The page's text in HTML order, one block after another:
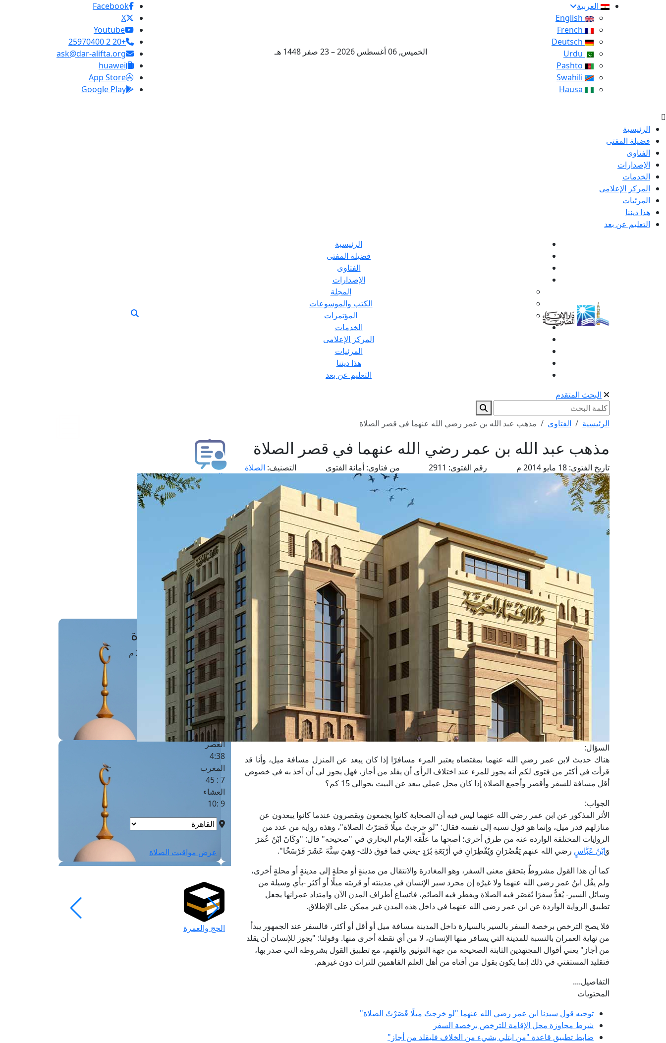
العربية
الخميس, 06 أغسطس 2026 – 23 صفر 1448 هـ
Facebook
X
Youtube
+20 2 25970400
ask@dar-alifta.org
huawei
App Store
Google Play
الرئيسية
فضيلة المفتى
الفتاوى
الإصدارات
الخدمات
المركز الإعلامى
المرئيات
هذا ديننا
التعليم عن بعد
الرئيسية
فضيلة المفتى
الفتاوى
الإصدارات
المجلة
الكتب والموسوعات
المؤتمرات
الخدمات
المركز الإعلامى
المرئيات
هذا ديننا
التعليم عن بعد
البحث المتقدم
الرئيسية الفتاوى مذهب عبد الله بن عمر رضي الله عنهما في قصر الصلاة
مذهب عبد الله بن عمر رضي الله عنهما في قصر الصلاة
تاريخ الفتوى: رقم الفتوى: من فتاوى: أمانة الفتوى التصنيف: الصلاة
السؤال:
هناك حديث لابن عمر رضي الله عنهما بمقتضاه يعتبر المرء مسافرًا إذا كان يبعد عن المنزل مسافة ميل، وأنا قد
قرأت في أكثر من فتوى لكم أنه يجوز للمرء عند اختلاف الرأي أن يقلد من أجاز، فهل يجوز لي أن آخذ به في خصوص
أقل مسافة للسفر وأقصر وأجمع الصلاة إذا كان محل عملي يبعد عن البيت بحوالي 15 كم؟
الجواب:
الأثر المذكور عن ابن عمر رضي الله عنهما ليس فيه أن الصحابة كانوا يجمعون ويقصرون عندما كانوا يبعدون عن
منازلهم قدر ميل، وإنما هو قول نسبه إلى نفسه فقال: "لو خرجتُ ميلًا قَصَرْتُ الصلاة"، وهذه رواية من عدد من
الروايات المختلفة الواردة عنه من طرق أخرى؛ أصحها ما علَّقه الإمام البخاري في "صحيحه" قال: "وكَانَ ابْنُ عُمَرَ
وَابْنُ عَبَّاسٍ رضي الله عنهم يَقْصُرَانِ وَيُفْطِرَانِ في أَرْبَعَةِ بُرُدٍ -يعني فما فوق ذلك- وَهيَ سِتَّةَ عَشَرَ فَرْسَخًا".
كما أن هذا القول مشروطٌ بتحقق معنى السفر، وهو المغادرة والانتقال من مدينةٍ أو محلةٍ إلى مدينةٍ أو محلةٍ أخرى،
ولم يقُل ابنُ عمر رضي الله عنهما ولا غيرُه إن مجرد سير الإنسان في مدينته أو قريته ميلًا أو أكثر -بأي وسيلة من
وسائل السير- يُعَدُّ سفرًا تُقصَر فيه الصلاة ويفطر فيه الصائم، فاتساع أطراف المدن الآن وامتداد عمرانها يجعل
تطبيق الرواية الواردة عن ابن عمر رضي الله عنهما في داخل هذه المدن غير ممكن على الإطلاق.
فلا يصح الترخص برخصة السفر بالسير بالسيارة داخل المدينة مسافة ميل أو أقل أو أكثر، فالسفر عند الجمهور يبدأ
من نهاية العمران بالنسبة للمدينة التي يسافر منها الإنسان، لا من أي نقطة أخرى منها. وقولنا: "يجوز للإنسان أن يقلد
من أجاز" يعني أقوال المجتهدين الثابتة الصحيحة من جهة التوثيق والفهم، مع تطبيق القول بشروطه التي صدر بها،
فتقليد المستفتي في ذلك إنما يكون بقول من أفتاه من أهل العلم الفاهمين للتراث دون غيرهم.
التفاصيل....
المحتويات
توجيه قول سيدنا ابن عمر رضي الله عنهما "لو خرجتُ ميلًا قَصَرْتُ الصلاة"
شرط مجاوزة محل الإقامة للترخص برخصة السفر
ضابط تطبيق قاعدة "من ابتلي بشيء من الخلاف فليقلد من أجاز"
طلب فتوى
استعلام عن فتوى
حجز موعد
الفتوى الهاتفية
مَواقِيتُ الصَّـــلاة
القاهرة · 06 أغسطس 2026 م
الفجر
4 :40
الشروق
6 :17
الظهر
العصر
4:38
المغرب
7 : 45
العشاء
9 :10
عرض مواقيت الصلاة
الحج والعمرة